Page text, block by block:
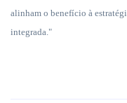
alinham o benefício à
integrada."